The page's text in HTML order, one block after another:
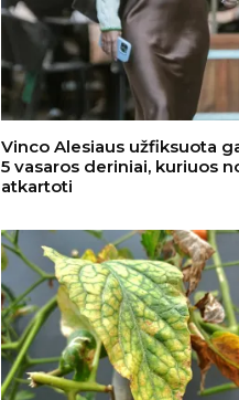
Vinco Alesiaus užfiksuota
5 vasaros deriniai, kuriuos
atkartoti